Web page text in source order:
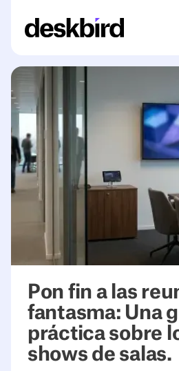
Pon fin a las
fantasma: Una
práctica sobre
shows de salas.